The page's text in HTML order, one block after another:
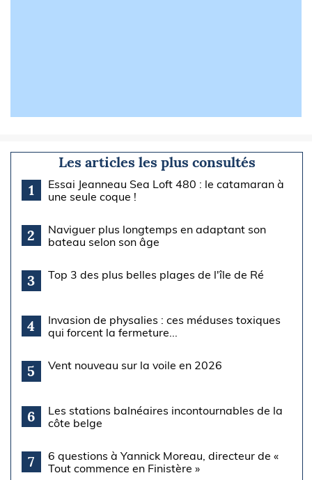
Les articles les plus consultés
1
Essai Jeanneau Sea Loft 480 : le catamaran à
une seule coque !
2
Naviguer plus longtemps en adaptant son
bateau selon son âge
3 Top 3 des plus belles plages de l'île de Ré
4
Invasion de physalies : ces méduses toxiques
qui forcent la fermeture...
5 Vent nouveau sur la voile en 2026
6
Les stations balnéaires incontournables de la
côte belge
7
6 questions à Yannick Moreau, directeur de «
Tout commence en Finistère »